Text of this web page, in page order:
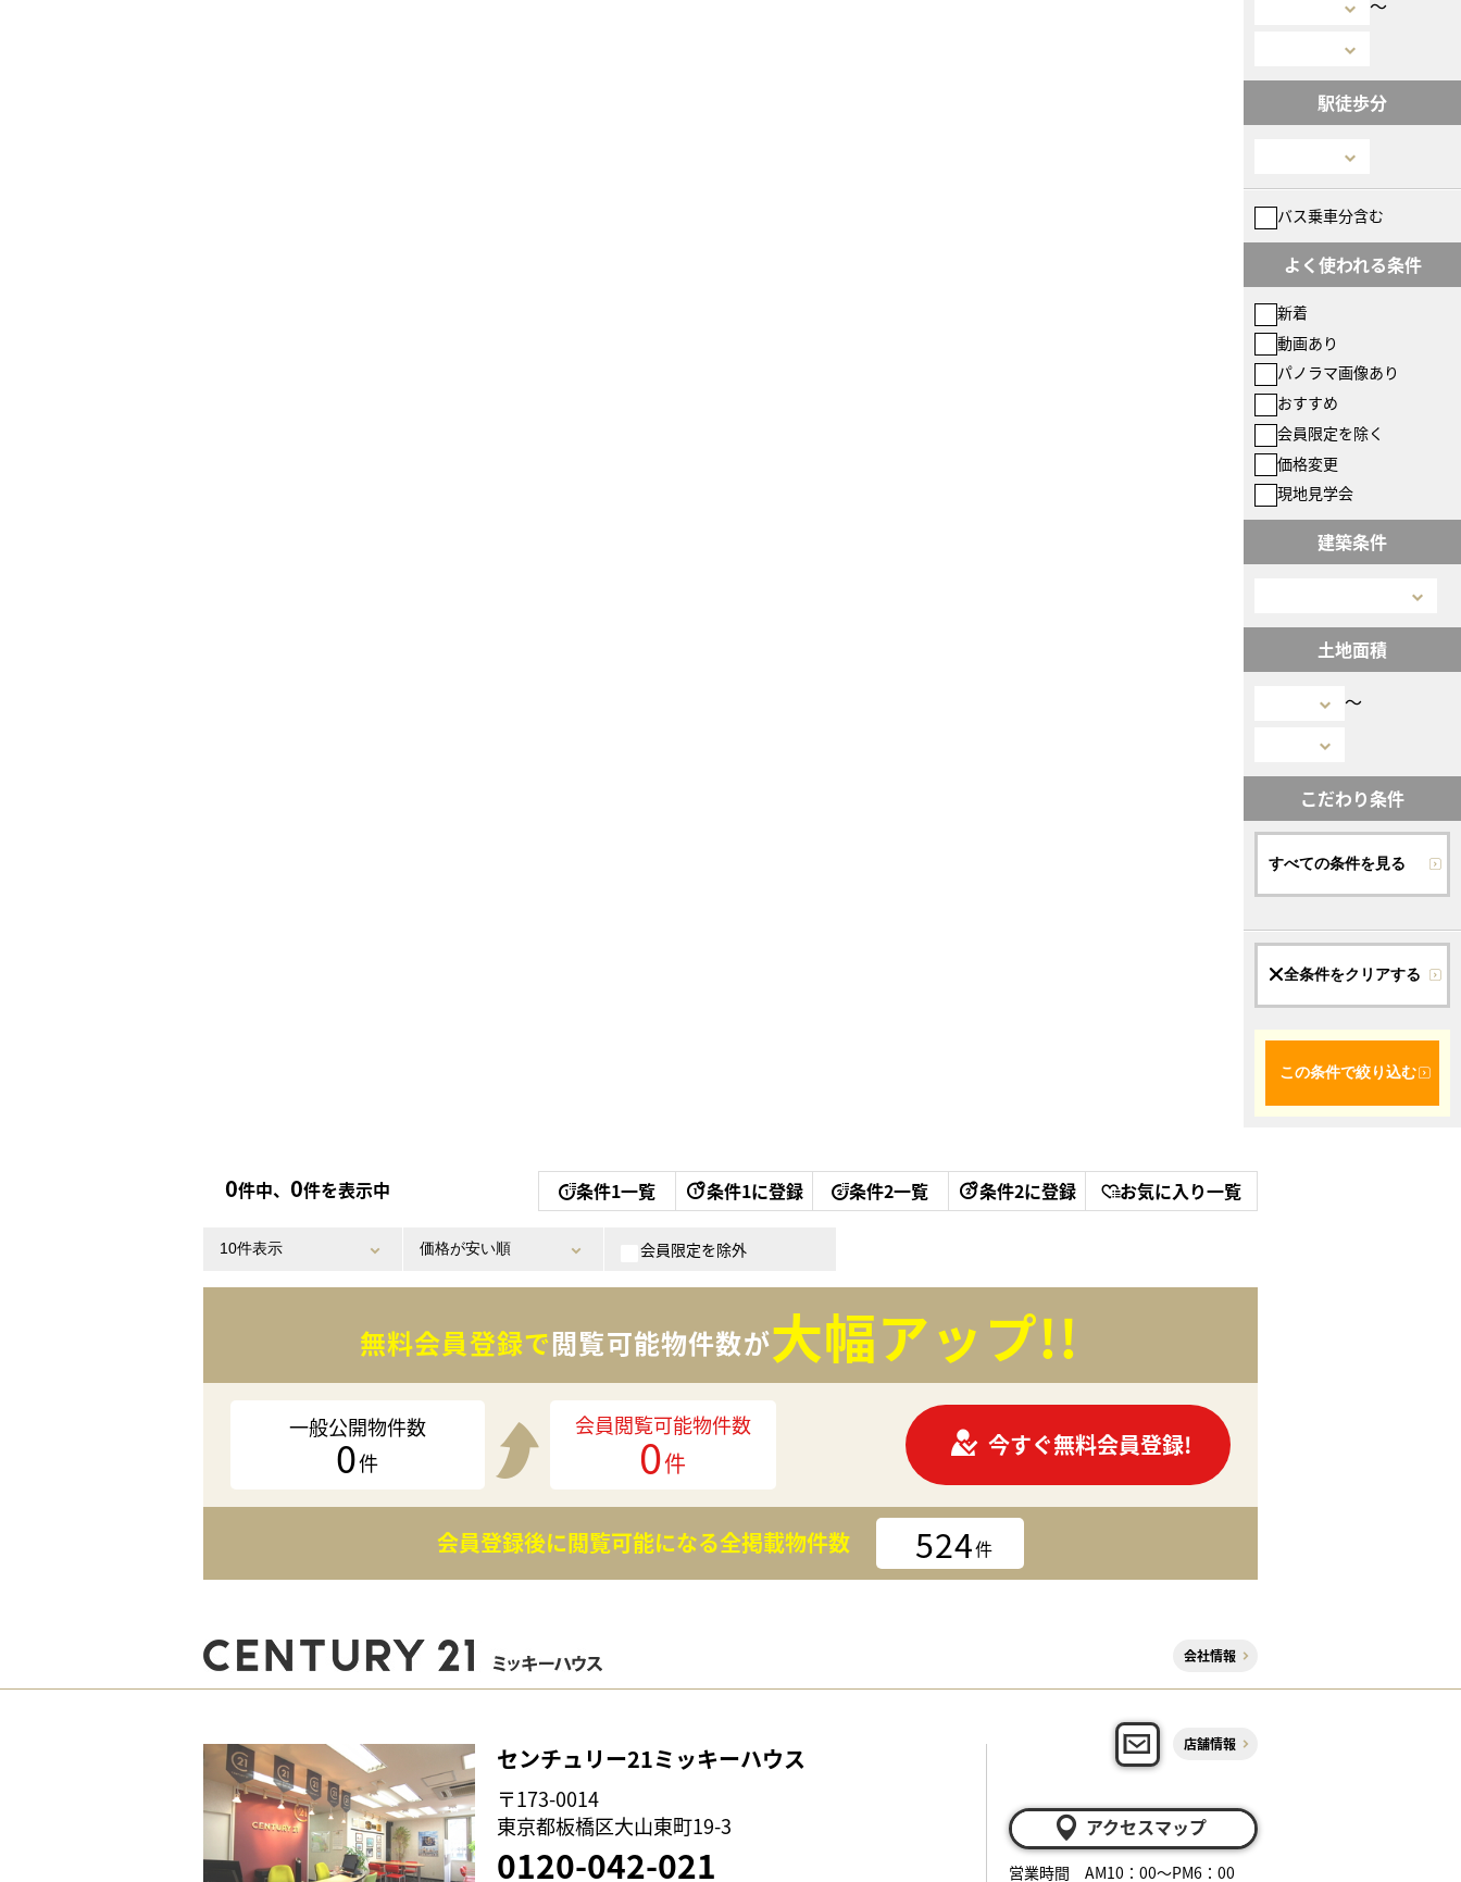
〜
駅徒歩分
バス乗車分含む
よく使われる条件
新着
動画あり
パノラマ画像あり
おすすめ
会員限定を除く
価格変更
現地見学会
建築条件
土地面積
〜
こだわり条件
すべての条件を見る
全条件をクリアする
この条件で絞り込む
0件中、 0件を表示中 条件1一覧 条件1に登録 条件2一覧 条件2に登録 お気に入り一覧
会員限定を除外
無料会員登録で閲覧可能物件数が大幅アップ!!
一般公開物件数
0件
会員閲覧可能物件数
0件
今すぐ無料会員登録!
会員登録後に閲覧可能になる全掲載物件数 524件
会社情報
センチュリー21ミッキーハウス
〒173-0014
東京都板橋区大山東町19-3
0120-042-021
店舗情報
アクセスマップ
営業時間 AM10：00～PM6：00